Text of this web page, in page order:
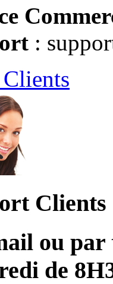
:
Clients
ou par
de